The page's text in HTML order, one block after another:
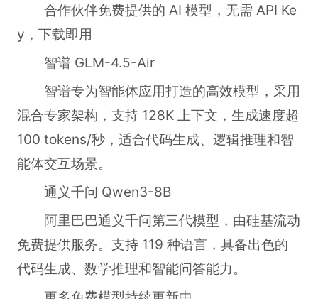
合作伙伴免费提供的 AI 模型，无需 API Ke
y，下载即用
智谱 GLM-4.5-Air
智谱专为智能体应用打造的高效模型，采用
混合专家架构，支持 128K 上下文，生成速度超
100 tokens/秒，适合代码生成、逻辑推理和智
能体交互场景。
通义千问 Qwen3-8B
阿里巴巴通义千问第三代模型，由硅基流动
免费提供服务。支持 119 种语言，具备出色的
代码生成、数学推理和智能问答能力。